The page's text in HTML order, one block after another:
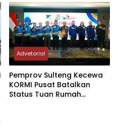
2027
Advetorial
Pemprov Sulteng Kecewa
KORMI Pusat Batalkan
Status Tuan Rumah